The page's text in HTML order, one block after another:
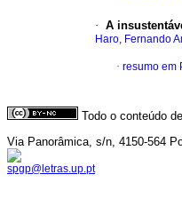
· A
Haro, Fernando
· resumo em
Todo o conteúdo
Via Panorâmica, s/n, 4150-564
spgp@letras.up.pt